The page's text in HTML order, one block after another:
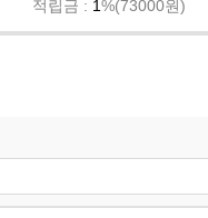
적립금 : 1%(73000원)